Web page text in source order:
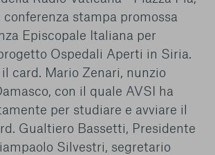
il blocco di alcuni cookie può
sulla Piattaforma e il suo
“Conferma le mie scelte”, la
cookie effettuata verrà salvata. Se non è
opzione, premere questo pulsante
tutti i cookie. Per ulteriori informazioni, è
la nostraUlteriori informazioni
necessari
stampa promossa
Episcopale Italiana per
Ospedali Aperti in Siria.
card. Mario Zenari, nunzio
con il quale AVSI ha
per studiare e avviare il
Gualtiero Bassetti, Presidente
Silvestri, segretario